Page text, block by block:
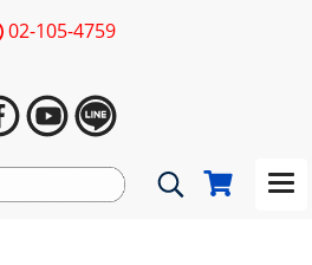
02-105-4759